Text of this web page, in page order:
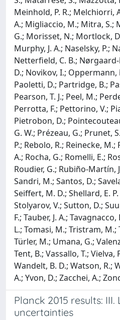
Meinhold, P. R.; Melchiorri,
A.; Migliaccio, M.; Mitra, S.;
G.; Morisset, N.; Mortlock,
Murphy, J. A.; Naselsky, P.;
Netterfield, C. B.;
D.; Novikov, I.; Oppermann,
Paoletti, D.; Partridge, B.;
Pearson, T. J.; Peel, M.;
Perrotta, F.; Pettorino, V.;
Pietrobon, D.;
G. W.; Prézeau, G.; Prunet,
P.; Rebolo, R.; Reinecke,
A.; Rocha, G.; Romelli, E.;
Roudier, G.; Rubiño-Martín,
Sandri, M.; Santos, D.;
Seiffert, M. D.; Shellard, E. P.
Stolyarov, V.; Sutton, D.;
F.; Tauber, J. A.;
L.; Tomasi, M.; Tristram, M.;
Türler, M.; Umana, G.;
Tent, B.; Vassallo, T.; Vielva,
Wandelt, B. D.; Watson, R.;
A.; Yvon, D.; Zacchei, A.;
Planck 2015 results:
uncertainties